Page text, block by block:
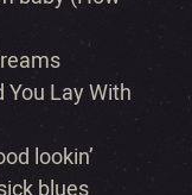
You Lay With
lookin’
blues